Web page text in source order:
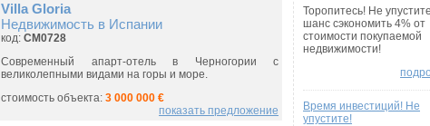
Торопитесь! Не
шанс сэкономить 4% от
стоимости покупаемой
недвижимости!
Время инвестиций! Не
упустите!
Villa Gloria
Недвижимость в Испании
код: CM0728
Современный апарт-отель в Черногории с
великолепными видами на горы и море.
стоимость объекта: 3 000 000 €
показать предложение